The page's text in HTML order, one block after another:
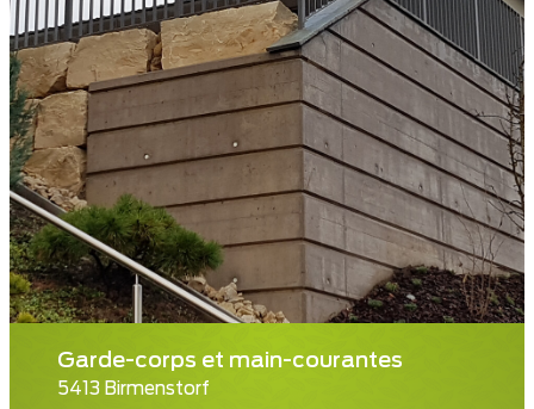
Garde-corps et main-courantes
5413 Birmenstorf